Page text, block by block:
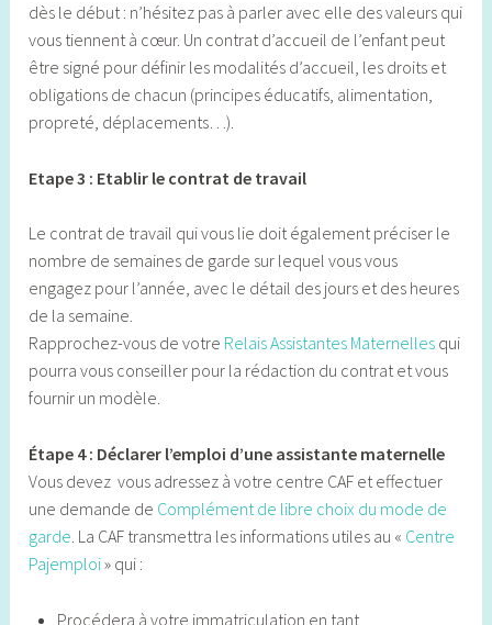
dès le début : n’hésitez pas à parler avec elle des valeurs qui
vous tiennent à cœur. Un contrat d’accueil de l’enfant peut
être signé pour définir les modalités d’accueil, les droits et
obligations de chacun (principes éducatifs, alimentation,
propreté, déplacements…).
Etape 3 : Etablir le contrat de travail
Le contrat de travail qui vous lie doit également préciser le
nombre de semaines de garde sur lequel vous vous
engagez pour l’année, avec le détail des jours et des heures
de la semaine.
Rapprochez-vous de votre Relais Assistantes Maternelles qui
pourra vous conseiller pour la rédaction du contrat et vous
fournir un modèle.
Étape 4 : Déclarer l’emploi d’une assistante maternelle
Vous devez vous adressez à votre centre CAF et effectuer
une demande de Complément de libre choix du mode de
garde. La CAF transmettra les informations utiles au « Centre
Pajemploi» qui :
Procédera à votre immatriculation en tant